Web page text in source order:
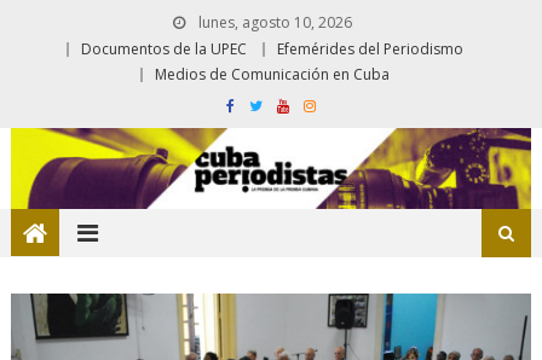
lunes, agosto 10, 2026
Documentos de la UPEC
Efemérides del Periodismo
Medios de Comunicación en Cuba